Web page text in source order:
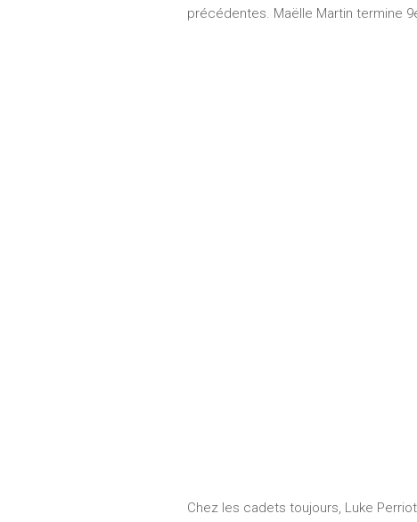
précédentes. Maëlle Martin termine
Chez les cadets toujours, Luke